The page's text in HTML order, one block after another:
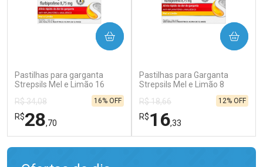
Pastilhas para garganta
Strepsils Mel e Limão 16
R$ 34,08
R$28,70
16% OFF
COMPRAR
Pastilhas para Garganta
Strepsils Mel e Limão 8
R$ 18,66
R$16,33
12% OFF
COMPRAR